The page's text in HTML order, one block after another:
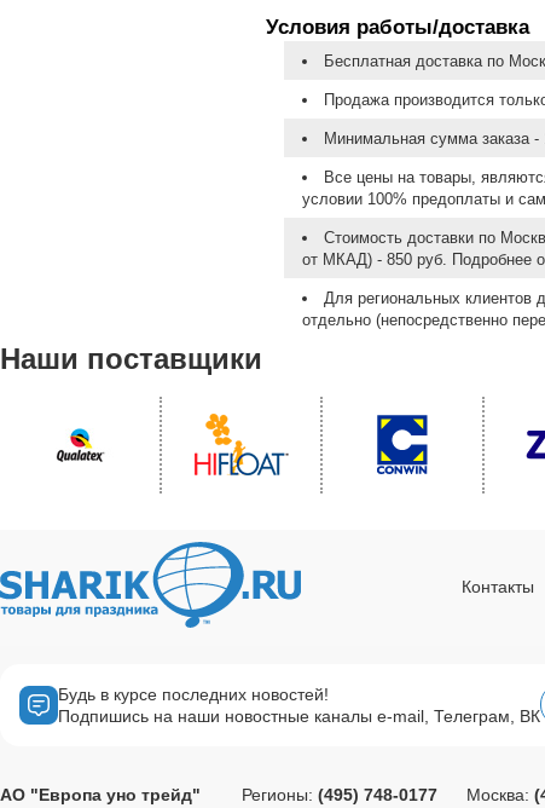
Условия работы/доставка
Бесплатная доставка по
Продажа производится
Минимальная сумма заказа -
Все цены на товары,
условии 100% предоплаты и
Стоимость доставки по
от МКАД) - 850 руб. Подробнее
Для региональных клиентов
отдельно (непосредственно
Наши поставщики
Контакты
Будь в курсе последних новостей!
Подпишись на наши новостные каналы e-mail, Телеграм, ВК
АО "Европа уно трейд" Регионы: (495) 748-0177 Москва: